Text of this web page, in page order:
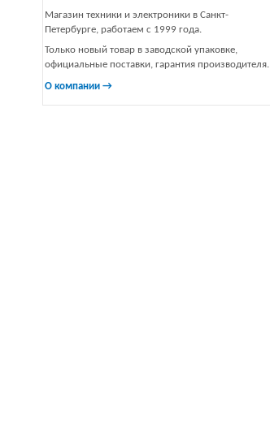
Магазин техники и электроники в Санкт-
Петербурге, работаем с 1999 года.
Только новый товар в заводской упаковке,
официальные поставки, гарантия производителя.
О компании →